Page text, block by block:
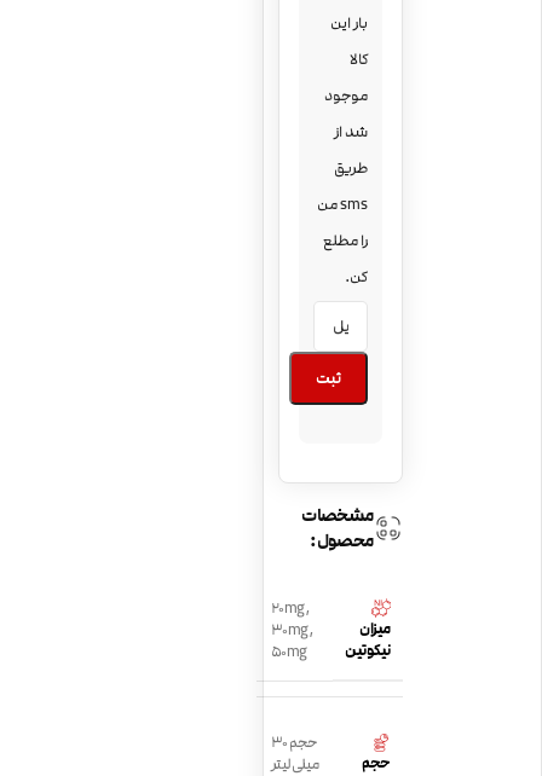
بار این
کالا
موجود
شد از
طریق
sms من
را مطلع
کن.
ثبت
مشخصات
محصول:
میزان
نیکوتین
20mg,
30mg,
50mg
حجم
حجم 30
میلی لیتر